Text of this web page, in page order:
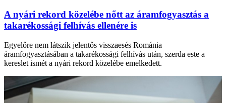
A nyári rekord közelébe nőtt az áramfogyasztás a
takarékossági felhívás ellenére is
Egyelőre nem látszik jelentős visszaesés Románia
áramfogyasztásában a takarékossági felhívás után, szerda este a
kereslet ismét a nyári rekord közelébe emelkedett.